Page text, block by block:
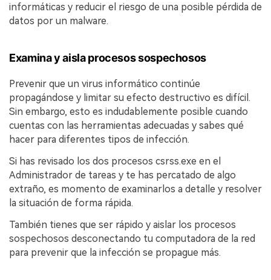
informáticas y reducir el riesgo de una posible pérdida de
datos por un malware.
Examina y aisla procesos sospechosos
Prevenir que un virus informático continúe
propagándose y limitar su efecto destructivo es difícil.
Sin embargo, esto es indudablemente posible cuando
cuentas con las herramientas adecuadas y sabes qué
hacer para diferentes tipos de infección.
Si has revisado los dos procesos csrss.exe en el
Administrador de tareas y te has percatado de algo
extraño, es momento de examinarlos a detalle y resolver
la situación de forma rápida.
También tienes que ser rápido y aislar los procesos
sospechosos desconectando tu computadora de la red
para prevenir que la infección se propague más.